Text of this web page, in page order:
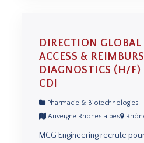
DIRECTION GLOBAL
ACCESS &
DIAGNOSTICS (H/F)
CDI
Pharmacie & Biotechnologies
Auvergne Rhones alpes
MCG Engineering recrute